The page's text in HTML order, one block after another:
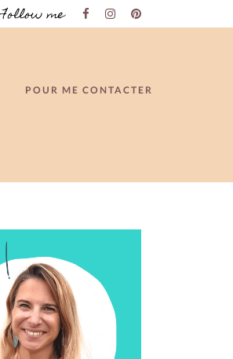
Follow me
POUR ME CONTACTER